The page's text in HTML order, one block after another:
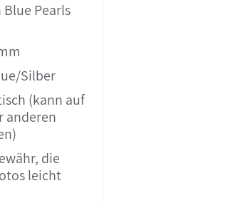
Pearls
Silber
(kann auf
anderen
die
leicht